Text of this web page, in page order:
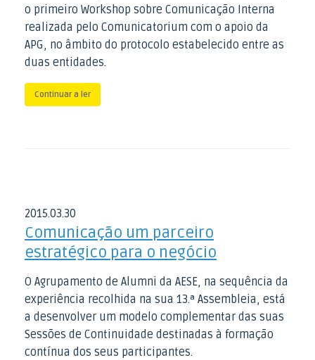
o primeiro Workshop sobre Comunicação Interna
realizada pelo Comunicatorium com o apoio da
APG, no âmbito do protocolo estabelecido entre as
duas entidades.
Continuar a ler
2015.03.30
Comunicação um parceiro
estratégico para o negócio
O Agrupamento de Alumni da AESE, na sequência da
experiência recolhida na sua 13.ª Assembleia, está
a desenvolver um modelo complementar das suas
Sessões de Continuidade destinadas à formação
contínua dos seus participantes.